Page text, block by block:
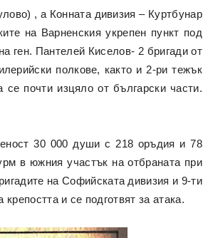
, а Конната дивизия – Куртбунар
на Варненския укрепен пункт под
ген. Пантелей Киселов- 2 бригади от
полкове, както и 2-ри тежък
почти изцяло от български части.
30 000 души с 218 оръдия и 78
в южния участък на отбраната при
на Софийската дивизия и 9-ти
и се подготвят за атака.